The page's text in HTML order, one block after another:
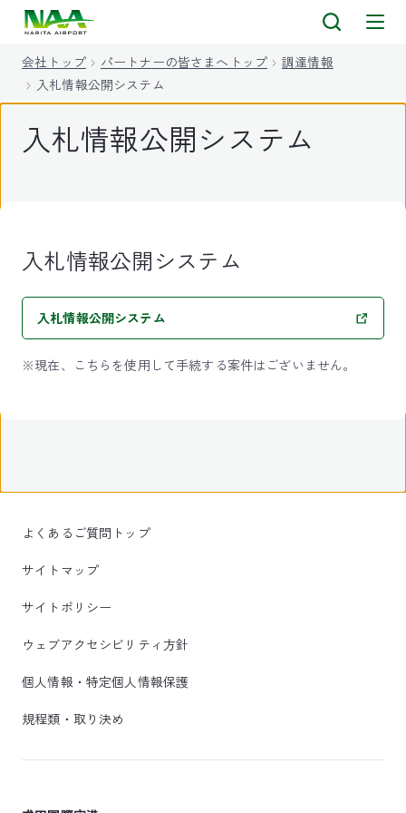
会社トップ パートナーの皆さまへトップ
調達情報
入札情報公開システム
入札情報公開システム
入札情報公開システム
入札情報公開システム
※現在、こちらを使用して手続する案件はございません。
よくあるご質問トップ
サイトマップ
サイトポリシー
ウェブアクセシビリティ方針
個人情報・特定個人情報保護
規程類・取り決め